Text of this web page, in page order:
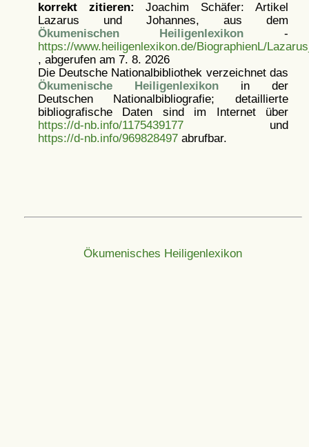
korrekt zitieren: Joachim Schäfer: Artikel
Lazarus und Johannes, aus dem
Ökumenischen Heiligenlexikon -
https://www.heiligenlexikon.de/BiographienL/
, abgerufen am 7. 8. 2026
Die Deutsche Nationalbibliothek verzeichnet das
Ökumenische Heiligenlexikonin der
Deutschen Nationalbibliografie; detaillierte
bibliografische Daten sind im Internet über
https://d-nb.info/1175439177und
https://d-nb.info/969828497abrufbar.
Ökumenisches Heiligenlexikon